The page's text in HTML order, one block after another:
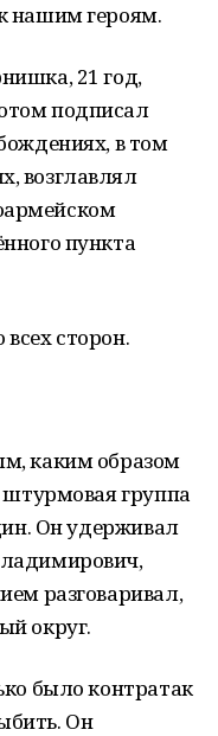
нашим героям.
21 год,
подписал
в том
возглавлял
пункта
сторон.
каким образом
штурмовая группа
Он удерживал
разговаривал,
округ.
было контратак
Он